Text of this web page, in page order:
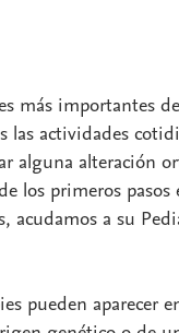
más importantes
las actividades
alguna alteración
los primeros
acudamos a su
pueden aparecer